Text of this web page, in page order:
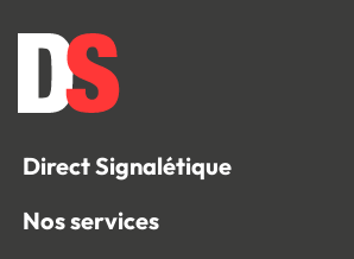
Direct Signalétique
Nos services